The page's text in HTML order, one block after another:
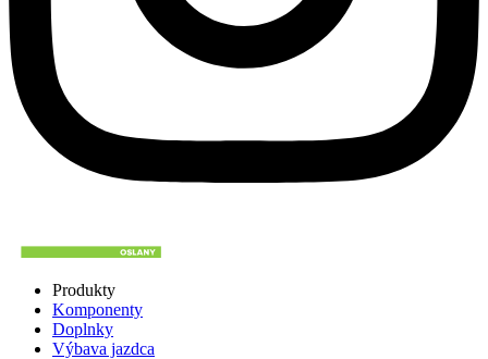
Produkty
Komponenty
Doplnky
Výbava jazdca